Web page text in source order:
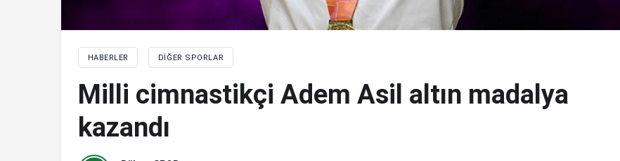
HABERLER DIĞER SPORLAR
Milli cimnastikçi Adem Asil altın madalya
kazandı